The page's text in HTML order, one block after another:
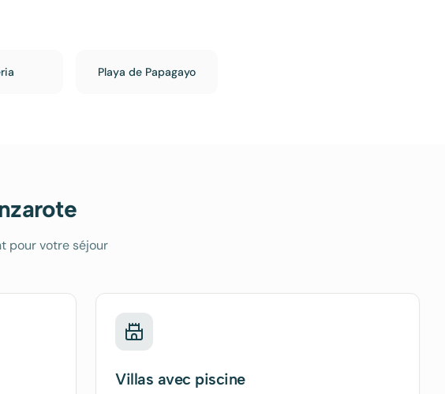
Playa de Papagayo
pour votre séjour
Villas avec piscine